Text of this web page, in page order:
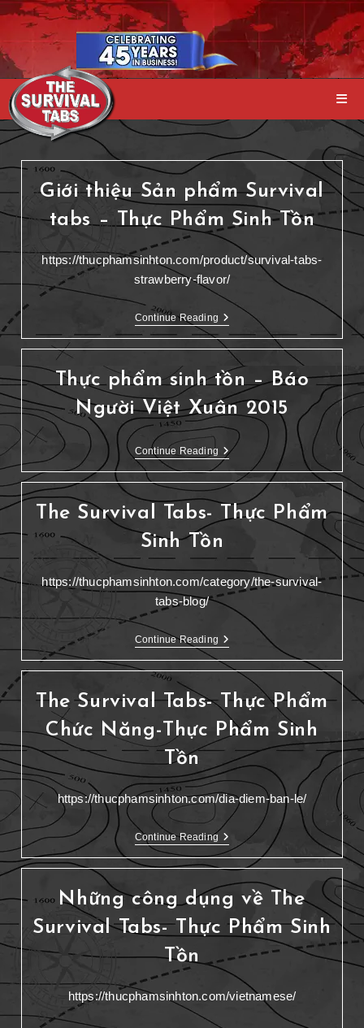
Giới thiệu Sản phẩm Survival
tabs – Thực Phẩm Sinh Tồn
https://thucphamsinhton.com/product/survival-tabs-
strawberry-flavor/
Continue Reading
Thực phẩm sinh tồn – Báo
Người Việt Xuân 2015
Continue Reading
The Survival Tabs- Thực Phẩm
Sinh Tồn
https://thucphamsinhton.com/category/the-survival-
tabs-blog/
Continue Reading
The Survival Tabs- Thực Phẩm
Chức Năng-Thực Phẩm Sinh
Tồn
https://thucphamsinhton.com/dia-diem-ban-le/
Continue Reading
Những công dụng về The
Survival Tabs- Thực Phẩm Sinh
Tồn
https://thucphamsinhton.com/vietnamese/